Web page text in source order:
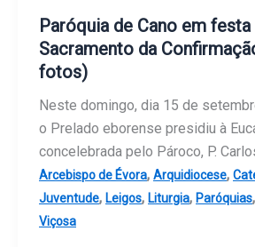
Paróquia de Cano em
Sacramento da
fotos)
Neste domingo, dia 15 de
o Prelado eborense presidiu à
concelebrada pelo Pároco, P.
Arcebispo de Évora, Arquidiocese,
Juventude, Leigos, Liturgia, Paróquias,
Viçosa